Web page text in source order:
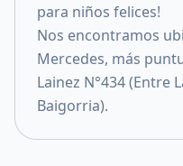
para niños felices!
Nos encontramos
Mercedes, más
Lainez N°434 (Entre
Baigorria).